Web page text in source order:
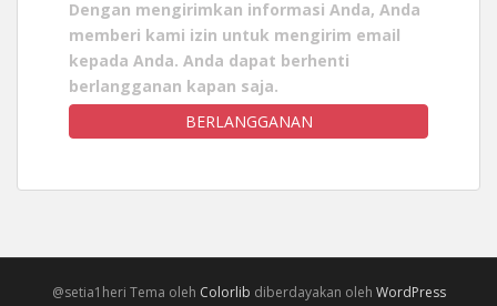
Dengan mengirimkan informasi Anda, Anda
memberi kami izin untuk mengirim email
kepada Anda. Anda dapat berhenti
berlangganan kapan saja.
BERLANGGANAN
@setia1heri Tema oleh Colorlib diberdayakan oleh WordPress